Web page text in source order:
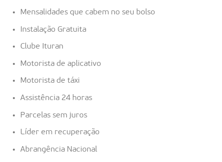
Mensalidades que cabem no seu bolso
Instalação Gratuita
Clube Ituran
Motorista de aplicativo
Motorista de táxi
Assistência 24 horas
Parcelas sem juros
Líder em recuperação
Abrangência Nacional